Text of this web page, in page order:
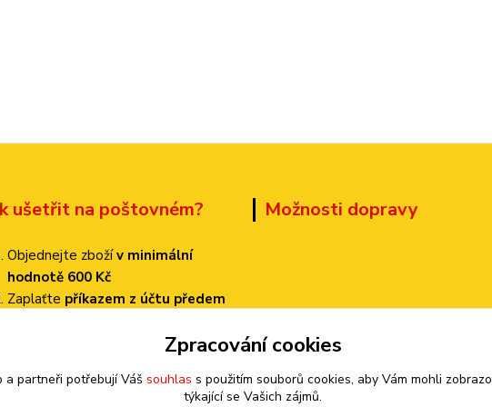
ušetřit na poštovném?
Objednejte zbožív minimální
hodnotě 600 Kč
Zaplaťte příkazem z účtu předem
pouze 70 Kč!
Možnosti dopravy
Zpracování cookies
a partneři potřebují Váš souhlas s použitím souborů cookies, aby Vám mohli
týkající se Vašich zájmů.